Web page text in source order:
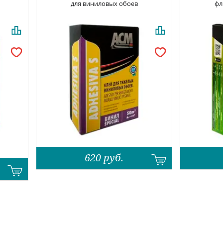
для виниловых обоев
620 руб.